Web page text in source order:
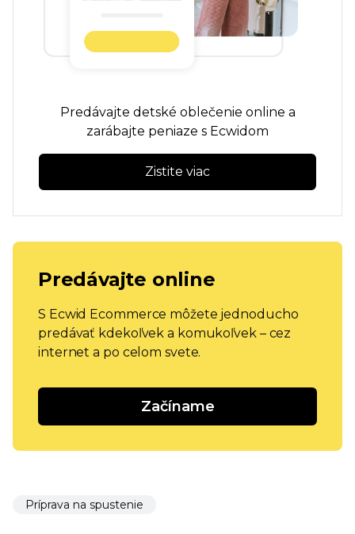
Predávajte detské oblečenie online a
zarábajte peniaze s Ecwidom
Zistite viac
Predávajte online
S Ecwid Ecommerce môžete jednoducho
predávať kdekoľvek a komukoľvek – cez
internet a po celom svete.
Začíname
Príprava na spustenie